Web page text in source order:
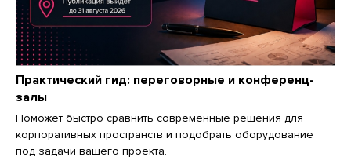
Практический гид: переговорные и конференц-
залы
Поможет быстро сравнить современные решения для
корпоративных пространств и подобрать оборудование
под задачи вашего проекта.